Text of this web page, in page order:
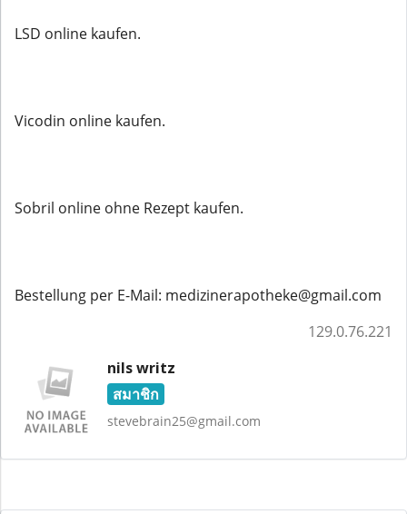
LSD online kaufen.
Vicodin online kaufen.
Sobril online ohne Rezept kaufen.
Bestellung per E-Mail: medizinerapotheke@gmail.com
129.0.76.221
nils writz
สมาชิก
stevebrain25@gmail.com